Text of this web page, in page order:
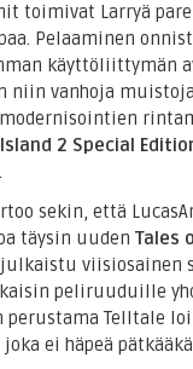
toimivat Larryä
Pelaaminen
käyttöliittymän
niin vanhoja
2 Special
sekin, että
täysin uuden Tales
julkaistu viisiosainen
peliruuduille
perustama Telltale
ei häpeä